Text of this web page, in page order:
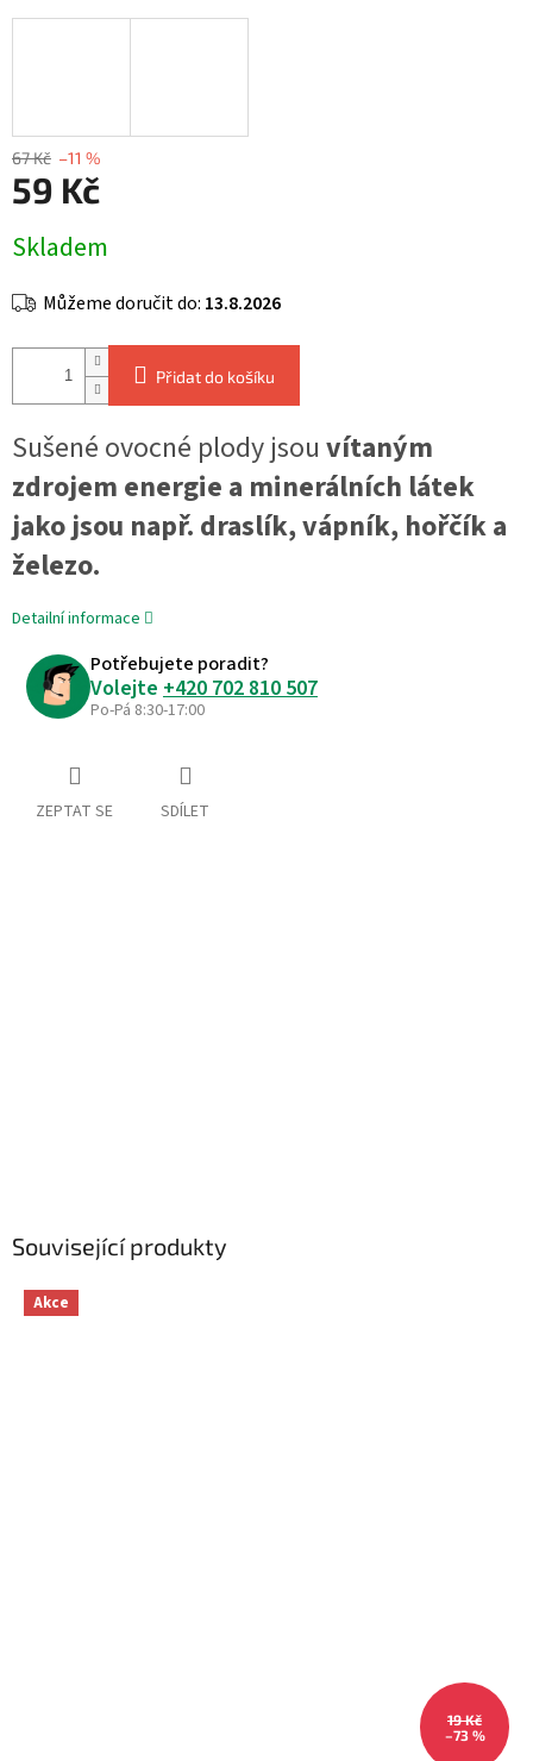
67 Kč –11 %
59 Kč
cena:
Skladem
Můžeme doručit do: 13.8.2026
Přidat do košíku
Sušené ovocné plody jsou vítaným
zdrojem energie a minerálních látek
jako jsou např. draslík, vápník, hořčík a
železo.
Detailní informace
Potřebujete poradit?
Volejte +420 702 810 507
Po-Pá 8:30-17:00
ZEPTAT SE SDÍLET
Související produkty
Akce
19 Kč
–73 %